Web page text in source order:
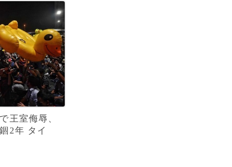
王室侮辱、
2年 タイ